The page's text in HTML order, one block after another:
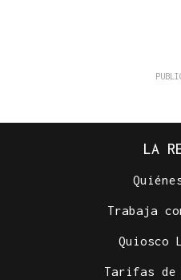
LA
Trabaja
Quiosco
Tarifas de